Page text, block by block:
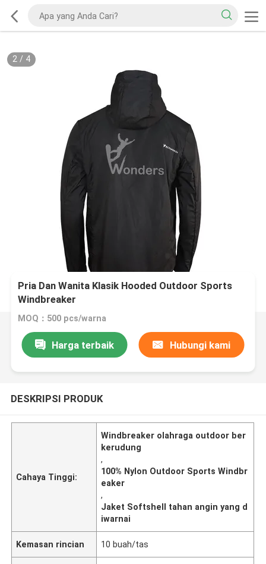
2/ 4
Pria Dan Wanita Klasik Hooded Outdoor Sports
Windbreaker
MOQ：500 pcs/warna
Harga terbaik Hubungi kami
DESKRIPSI PRODUK
Cahaya Tinggi:
Windbreaker olahraga outdoor ber
kerudung
,
100% Nylon Outdoor Sports Windbr
eaker
,
Jaket Softshell tahan angin yang d
iwarnai
Kemasan rincian 10 buah/tas